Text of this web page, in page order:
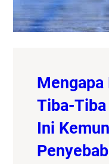
Mengapa
Tiba-
Ini